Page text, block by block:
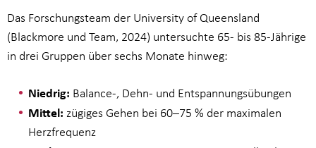
Das Forschungsteam der University of Queensland
(Blackmore und Team, 2024) untersuchte 65- bis 85-Jährige
in drei Gruppen über sechs Monate hinweg:
Niedrig: Balance-, Dehn- und Entspannungsübungen
Mittel: zügiges Gehen bei 60–75 % der maximalen
Herzfrequenz